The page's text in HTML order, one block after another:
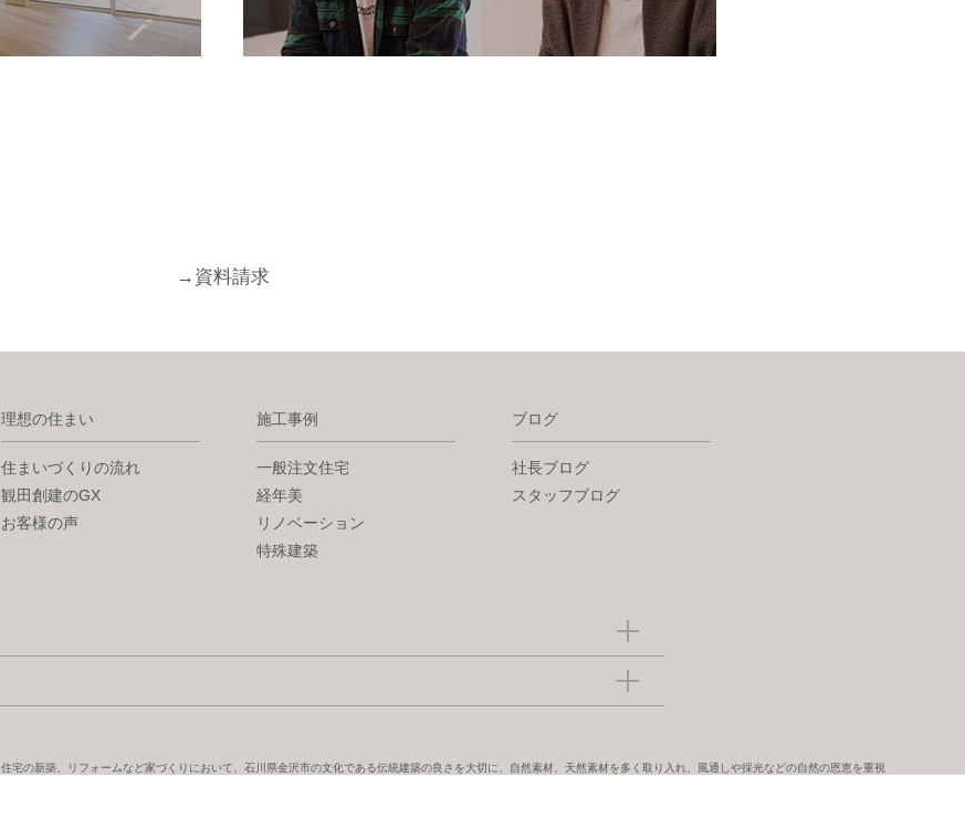
→ 資料請求
理想の住まい
住まいづくりの流れ
観田創建のGX
お客様の声
施工事例
一般注文住宅
経年美
リノベーション
特殊建築
ブログ
社長ブログ
スタッフブログ
住宅の新築、リフォームなど家づくりにおいて、石川県金沢市の文化である伝統建築の良さを大切に、自然素材、天然素材を多く取り入れ、風通しや採光などの自然の恩恵を重視